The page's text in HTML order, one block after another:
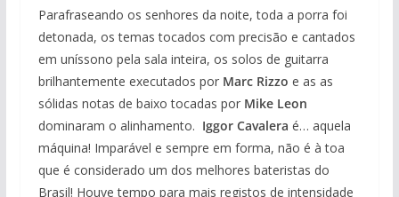
Parafraseando os senhores da noite, toda a porra foi
detonada, os temas tocados com precisão e cantados
em uníssono pela sala inteira, os solos de guitarra
brilhantemente executados por Marc Rizzo e as as
sólidas notas de baixo tocadas por Mike Leon
dominaram o alinhamento. Iggor Cavalera é… aquela
máquina! Imparável e sempre em forma, não é à toa
que é considerado um dos melhores bateristas do
Brasil! Houve tempo para mais registos de intensidade